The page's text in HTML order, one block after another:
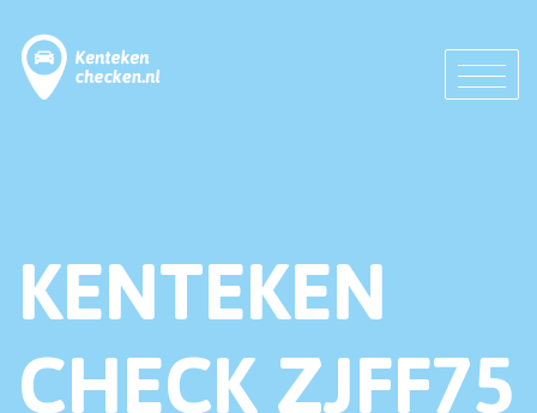
KENTEKEN
CHECK ZJFF75